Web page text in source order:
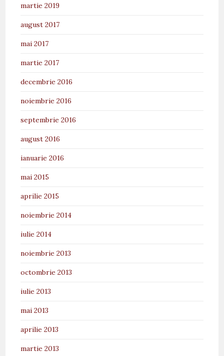
martie 2019
august 2017
mai 2017
martie 2017
decembrie 2016
noiembrie 2016
septembrie 2016
august 2016
ianuarie 2016
mai 2015
aprilie 2015
noiembrie 2014
iulie 2014
noiembrie 2013
octombrie 2013
iulie 2013
mai 2013
aprilie 2013
martie 2013